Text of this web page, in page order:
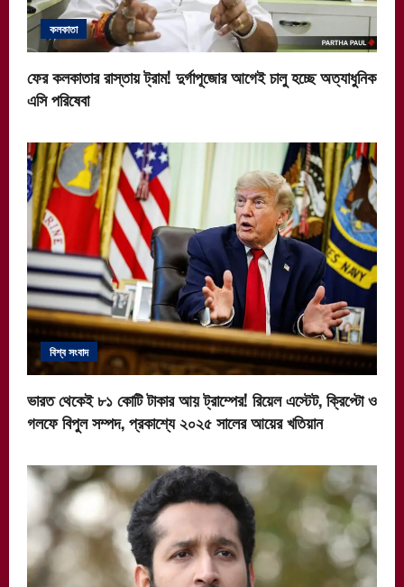
কলকাতা
ফের কলকাতার রাস্তায় ট্রাম! দুর্গাপূজোর আগেই চালু হচ্ছে অত্যাধুনিক
এসি পরিষেবা
বিশ্ব সংবাদ
ভারত থেকেই ৮১ কোটি টাকার আয় ট্রাম্পের! রিয়েল এস্টেট, ক্রিপ্টো ও
গলফে বিপুল সম্পদ, প্রকাশ্যে ২০২৫ সালের আয়ের খতিয়ান